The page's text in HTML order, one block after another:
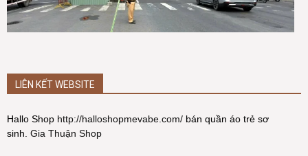
LIÊN KẾT WEBSITE
Hallo Shop http://halloshopmevabe.com/ bán quần áo trẻ sơ
sinh. Gia Thuận Shop